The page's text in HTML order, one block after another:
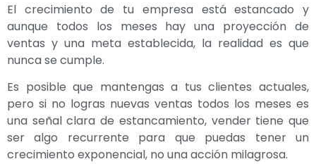
El crecimiento de tu empresa está estancado y
aunque todos los meses hay una proyección de
ventas y una meta establecida, la realidad es que
nunca se cumple.
Es posible que mantengas a tus clientes actuales,
pero si no logras nuevas ventas todos los meses es
una señal clara de estancamiento, vender tiene que
ser algo recurrente para que puedas tener un
crecimiento exponencial, no una acción milagrosa.